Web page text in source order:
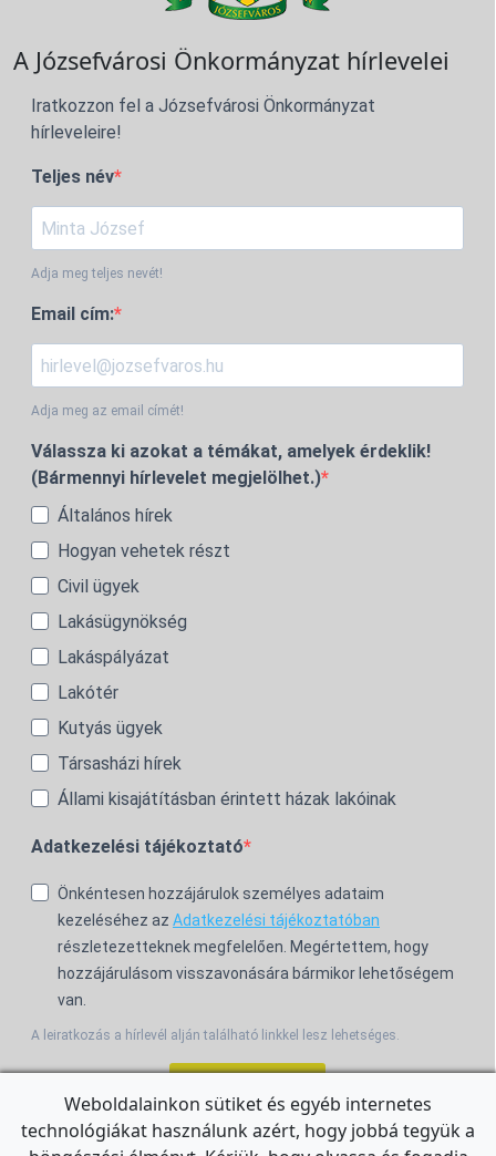
A Józsefvárosi Önkormányzat hírlevelei
Iratkozzon fel a Józsefvárosi Önkormányzat
hírleveleire!
Teljes név
Adja meg teljes nevét!
Email cím:
Adja meg az email címét!
Válassza ki azokat a témákat, amelyek érdeklik!
(Bármennyi hírlevelet megjelölhet.)
Általános hírek
Hogyan vehetek részt
Civil ügyek
Lakásügynökség
Lakáspályázat
Lakótér
Kutyás ügyek
Társasházi hírek
Állami kisajátításban érintett házak lakóinak
Adatkezelési tájékoztató
Önkéntesen hozzájárulok személyes adataim
kezeléséhez az Adatkezelési tájékoztatóban
részletezetteknek megfelelően. Megértettem, hogy
hozzájárulásom visszavonására bármikor lehetőségem
van.
A leiratkozás a hírlevél alján található linkkel lesz lehetséges.
For the English Newsletter, clickHERE.
Weboldalainkon sütiket és egyéb internetes
technológiákat használunk azért, hogy jobbá tegyük a